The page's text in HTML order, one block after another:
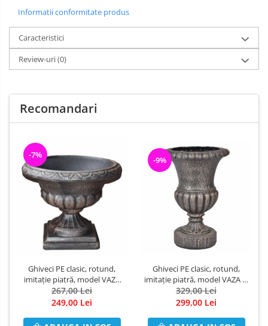
Informatii conformitate produs
Caracteristici
Review-uri(0)
Recomandari
-7%
Ghiveci PE clasic, rotund,
imitație piatră, model VAZA
M, Ø480 x 400 (mm)
267,00 Lei
249,00 Lei
-9%
Ghiveci PE clasic, rotund,
imitație piatră, model VAZA L,
Ø430 x 650 (mm)
329,00 Lei
299,00 Lei